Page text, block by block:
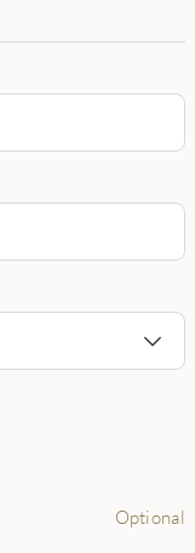
Optional